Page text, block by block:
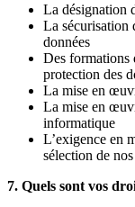
La désignation
La sécurisation
données
Des formations
protection des
La mise en
La mise en
informatique
L’exigence en
sélection de
7. Quels sont vos